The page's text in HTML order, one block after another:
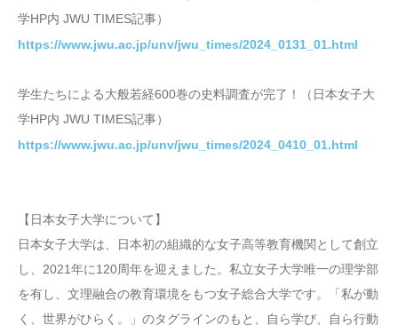
学HP内 JWU TIMES記事）
https://www.jwu.ac.jp/unv/jwu_times/2024_0131_01.html
学生たちによる大般若経600巻の史料調査が完了！（日本女子大
学HP内 JWU TIMES記事）
https://www.jwu.ac.jp/unv/jwu_times/2024_0410_01.html
【日本女子大学について】
日本女子大学は、日本初の組織的な女子高等教育機関として創立
し、2021年に120周年を迎えました。私立女子大学唯一の理学部
を有し、文理融合の教育環境をもつ女子総合大学です。「私が動
く、世界がひらく。」のタグラインのもと、自ら学び、自ら行動